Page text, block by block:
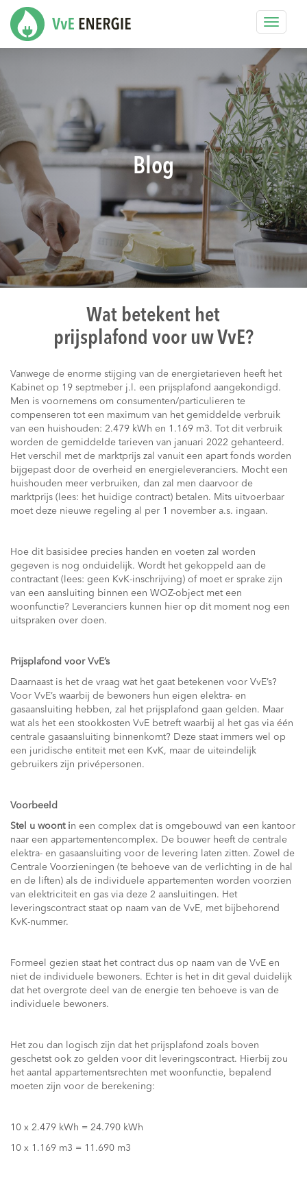
Toggle
Blog
Wat betekent het
prijsplafond voor uw VvE?
Vanwege de enorme stijging van de energietarieven heeft het
Kabinet op 19 septmeber j.l. een prijsplafond aangekondigd.
Men is voornemens om consumenten/particulieren te
compenseren tot een maximum van het gemiddelde verbruik
van een huishouden: 2.479 kWh en 1.169 m3. Tot dit verbruik
worden de gemiddelde tarieven van januari 2022 gehanteerd.
Het verschil met de marktprijs zal vanuit een apart fonds worden
bijgepast door de overheid en energieleveranciers. Mocht een
huishouden meer verbruiken, dan zal men daarvoor de
marktprijs (lees: het huidige contract) betalen. Mits uitvoerbaar
moet deze nieuwe regeling al per 1 november a.s. ingaan.
Hoe dit basisidee precies handen en voeten zal worden
gegeven is nog onduidelijk. Wordt het gekoppeld aan de
contractant (lees: geen KvK-inschrijving) of moet er sprake zijn
van een aansluiting binnen een WOZ-object met een
woonfunctie? Leveranciers kunnen hier op dit moment nog een
uitspraken over doen.
Prijsplafond voor VvE’s
Daarnaast is het de vraag wat het gaat betekenen voor VvE’s?
Voor VvE’s waarbij de bewoners hun eigen elektra- en
gasaansluiting hebben, zal het prijsplafond gaan gelden. Maar
wat als het een stookkosten VvE betreft waarbij al het gas via één
centrale gasaansluiting binnenkomt? Deze staat immers wel op
een juridische entiteit met een KvK, maar de uiteindelijk
gebruikers zijn privépersonen.
Voorbeeld
Stel u woont in een complex dat is omgebouwd van een kantoor
naar een appartementencomplex. De bouwer heeft de centrale
elektra- en gasaansluiting voor de levering laten zitten. Zowel de
Centrale Voorzieningen (te behoeve van de verlichting in de hal
en de liften) als de individuele appartementen worden voorzien
van elektriciteit en gas via deze 2 aansluitingen. Het
leveringscontract staat op naam van de VvE, met bijbehorend
KvK-nummer.
Formeel gezien staat het contract dus op naam van de VvE en
niet de individuele bewoners. Echter is het in dit geval duidelijk
dat het overgrote deel van de energie ten behoeve is van de
individuele bewoners.
Het zou dan logisch zijn dat het prijsplafond zoals boven
geschetst ook zo gelden voor dit leveringscontract. Hierbij zou
het aantal appartementsrechten met woonfunctie, bepalend
moeten zijn voor de berekening:
10 x 2.479 kWh = 24.790 kWh
10 x 1.169 m3 = 11.690 m3